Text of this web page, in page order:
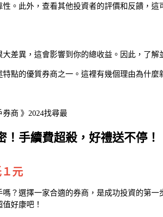
。此外，查看其他投資者的評價和反饋，這
差異，這會影響到你的總收益。因此，了解
點的優質券商之一。這裡有幾個理由為什麼
手續費超殺，好禮送不停！
元
？選擇一家合適的券商，是成功投資的第
好康吧！